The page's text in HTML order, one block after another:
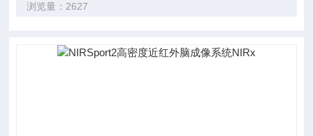
浏览量：2627